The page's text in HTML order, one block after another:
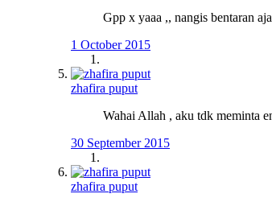
Gpp x yaaa ,, nangis bentaran
1 October 2015
zhafira puput
Wahai Allah , aku tdk meminta
30 September 2015
zhafira puput